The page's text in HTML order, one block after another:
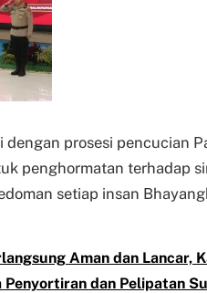
dengan prosesi pencucian
penghormatan terhadap
setiap insan
Aman dan Lancar,
Penyortiran dan Pelipatan